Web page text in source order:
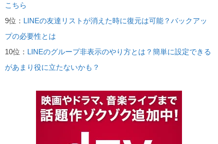
こちら
9位： LINEの友達リストが消えた時に復元は可能？バックアッ
プの必要性とは
10位： LINEのグループ非表示のやり方とは？簡単に設定できる
があまり役に立たないかも？